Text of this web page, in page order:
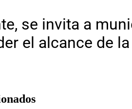
se invita a
el alcance de